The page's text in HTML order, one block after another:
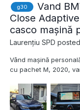
g30
Vand
Close
casco mașină
Laurențiu SPD
Vând mașină
cu pachet M, 2020,
exterioare), culoare
Motor benzina 2 Litri